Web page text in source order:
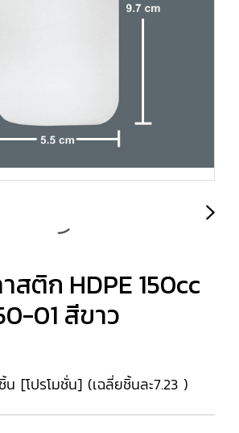
สติก HDPE 150cc
01 สีขาว
[โปรโมชั่น] (เฉลี่ยชิ้นละ7.23 )